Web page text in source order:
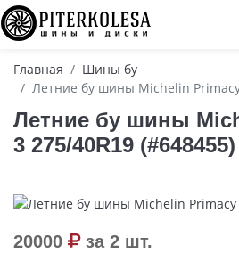
Главная
Шины бу
Летние бу шины Michelin
Летние бу шины
3 275/40R19 (#648455)
20000 за 2 шт.